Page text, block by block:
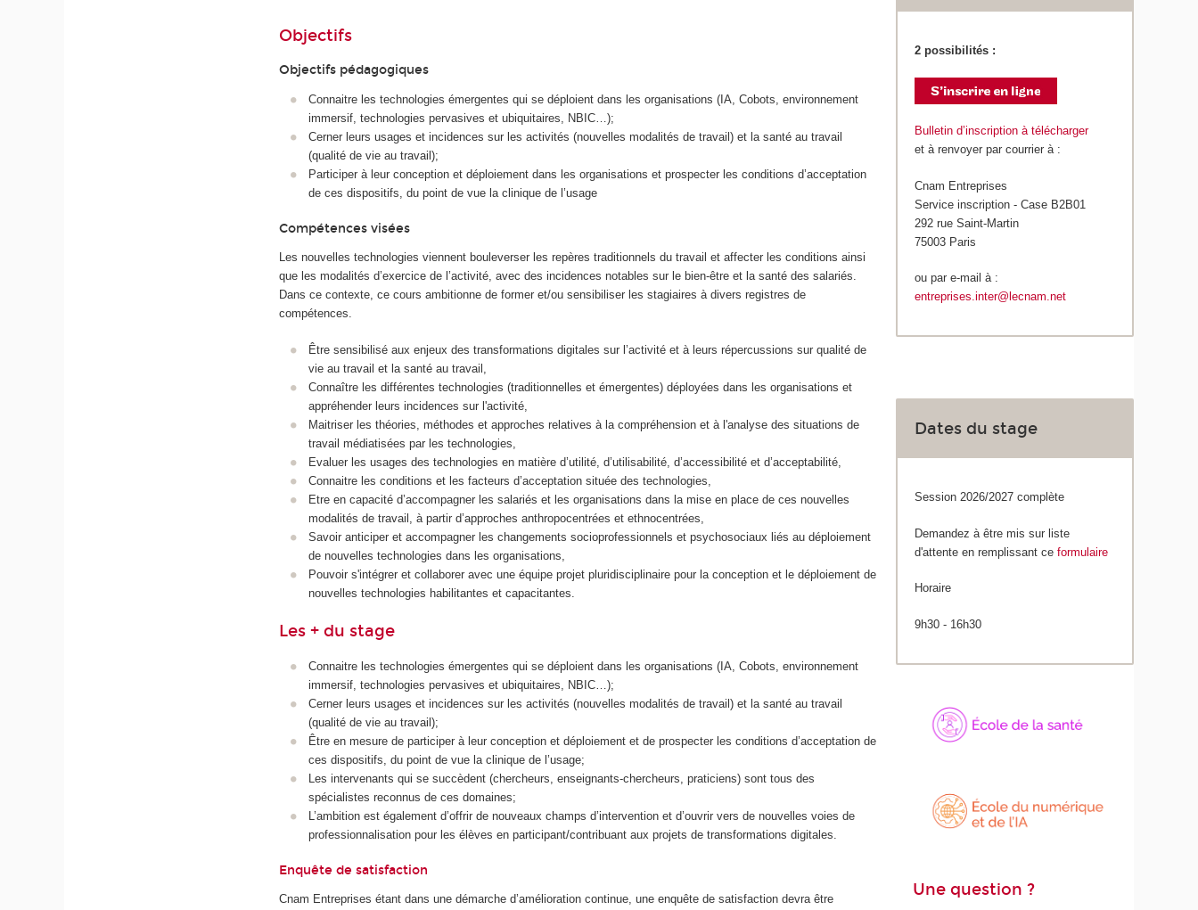
Objectifs
Objectifs pédagogiques
Connaitre les technologies émergentes qui se déploient dans les organisations (IA, Cobots, environnement
immersif, technologies pervasives et ubiquitaires, NBIC…);
Cerner leurs usages et incidences sur les activités (nouvelles modalités de travail) et la santé au travail
(qualité de vie au travail);
Participer à leur conception et déploiement dans les organisations et prospecter les conditions d’acceptation
de ces dispositifs, du point de vue la clinique de l’usage
Compétences visées
Les nouvelles technologies viennent bouleverser les repères traditionnels du travail et affecter les conditions ainsi
que les modalités d’exercice de l’activité, avec des incidences notables sur le bien-être et la santé des salariés.
Dans ce contexte, ce cours ambitionne de former et/ou sensibiliser les stagiaires à divers registres de
compétences.
Être sensibilisé aux enjeux des transformations digitales sur l’activité et à leurs répercussions sur qualité de
vie au travail et la santé au travail,
Connaître les différentes technologies (traditionnelles et émergentes) déployées dans les organisations et
appréhender leurs incidences sur l'activité,
Maitriser les théories, méthodes et approches relatives à la compréhension et à l'analyse des situations de
travail médiatisées par les technologies,
Evaluer les usages des technologies en matière d’utilité, d’utilisabilité, d’accessibilité et d’acceptabilité,
Connaitre les conditions et les facteurs d’acceptation située des technologies,
Etre en capacité d’accompagner les salariés et les organisations dans la mise en place de ces nouvelles
modalités de travail, à partir d’approches anthropocentrées et ethnocentrées,
Savoir anticiper et accompagner les changements socioprofessionnels et psychosociaux liés au déploiement
de nouvelles technologies dans les organisations,
Pouvoir s'intégrer et collaborer avec une équipe projet pluridisciplinaire pour la conception et le déploiement de
nouvelles technologies habilitantes et capacitantes.
Les + du stage
Connaitre les technologies émergentes qui se déploient dans les organisations (IA, Cobots, environnement
immersif, technologies pervasives et ubiquitaires, NBIC…);
Cerner leurs usages et incidences sur les activités (nouvelles modalités de travail) et la santé au travail
(qualité de vie au travail);
Être en mesure de participer à leur conception et déploiement et de prospecter les conditions d’acceptation de
ces dispositifs, du point de vue la clinique de l’usage;
Les intervenants qui se succèdent (chercheurs, enseignants-chercheurs, praticiens) sont tous des
spécialistes reconnus de ces domaines;
L’ambition est également d’offrir de nouveaux champs d’intervention et d’ouvrir vers de nouvelles voies de
professionnalisation pour les élèves en participant/contribuant aux projets de transformations digitales.
Enquête de satisfaction
Cnam Entreprises étant dans une démarche d’amélioration continue, une enquête de satisfaction devra être
2 possibilités :
Bulletin d’inscription à télécharger
et à renvoyer par courrier à :
Cnam Entreprises
Service inscription - Case B2B01
292 rue Saint-Martin
75003 Paris
ou par e-mail à :
entreprises.inter@lecnam.net
Dates du stage
Session 2026/2027 complète
Demandez à être mis sur liste
d'attente en remplissant ceformulaire
Horaire
9h30 - 16h30
Une question ?